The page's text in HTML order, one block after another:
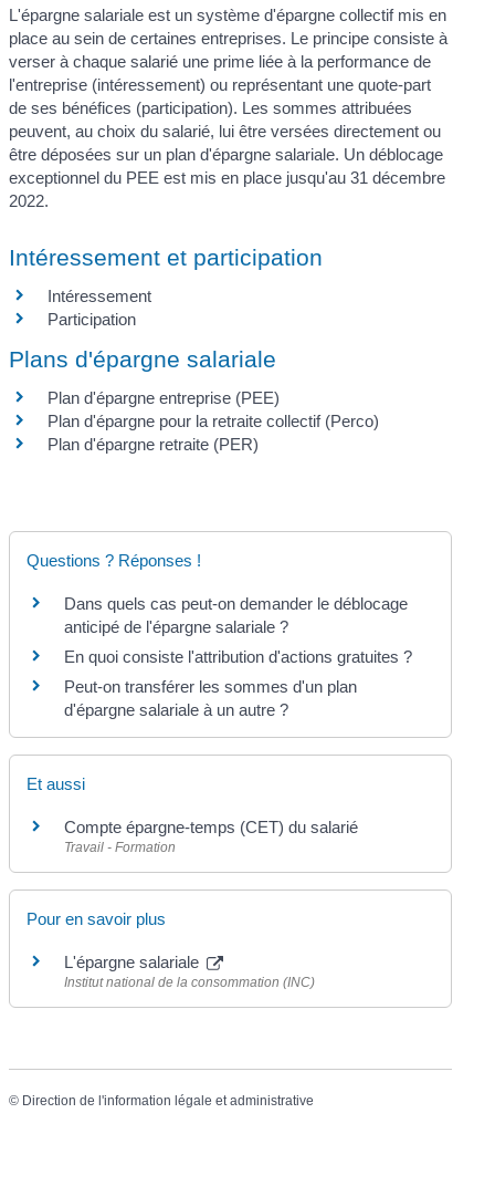
L'épargne salariale est un système d'épargne collectif mis en
place au sein de certaines entreprises. Le principe consiste à
verser à chaque salarié une prime liée à la performance de
l'entreprise (intéressement) ou représentant une quote-part
de ses bénéfices (participation). Les sommes attribuées
peuvent, au choix du salarié, lui être versées directement ou
être déposées sur un plan d'épargne salariale. Un déblocage
exceptionnel du PEE est mis en place jusqu'au 31 décembre
2022.
Intéressement et participation
Intéressement
Participation
Plans d'épargne salariale
Plan d'épargne entreprise (PEE)
Plan d'épargne pour la retraite collectif (Perco)
Plan d'épargne retraite (PER)
Questions ? Réponses !
Dans quels cas peut-on demander le déblocage
anticipé de l'épargne salariale ?
En quoi consiste l'attribution d'actions gratuites ?
Peut-on transférer les sommes d'un plan
d'épargne salariale à un autre ?
Et aussi
Compte épargne-temps (CET) du salarié
Travail - Formation
Pour en savoir plus
L'épargne salariale
Institut national de la consommation (INC)
© Direction de l'information légale et administrative